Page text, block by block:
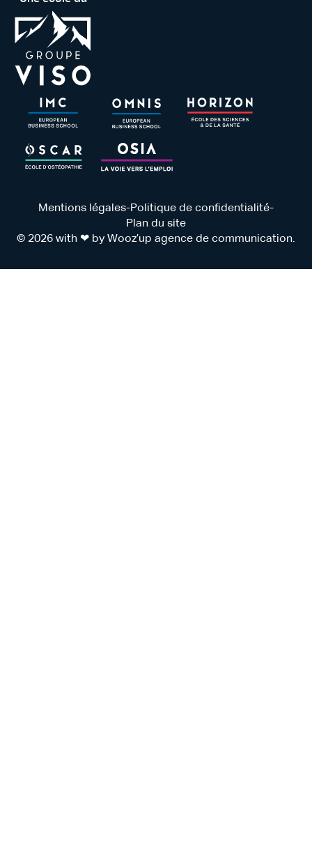
Mentions légales-Politique de confidentialité-
Plan du site
© 2026 with ❤ by Wooz’up agence de communication.